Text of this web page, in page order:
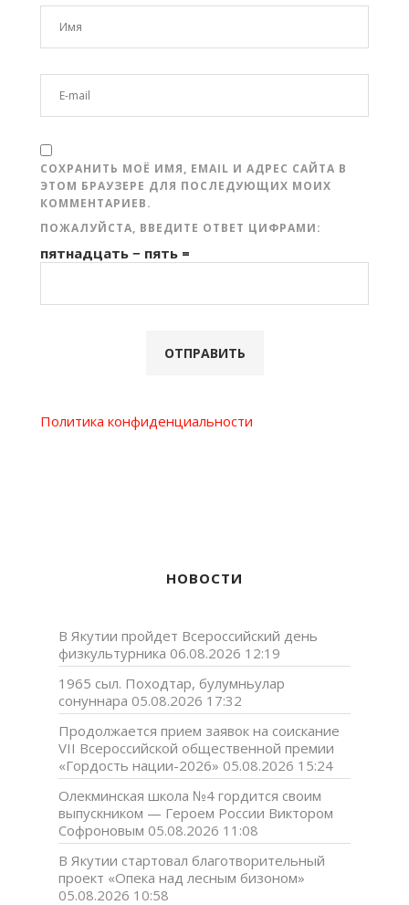
СОХРАНИТЬ МОЁ ИМЯ, EMAIL И АДРЕС САЙТА В
ЭТОМ БРАУЗЕРЕ ДЛЯ ПОСЛЕДУЮЩИХ МОИХ
КОММЕНТАРИЕВ.
ПОЖАЛУЙСТА, ВВЕДИТЕ ОТВЕТ ЦИФРАМИ:
пятнадцать − пять =
Политика конфиденциальности
НОВОСТИ
В Якутии пройдет Всероссийский день
физкультурника 06.08.2026 12:19
1965 сыл. Походтар, булумньулар
сонуннара 05.08.2026 17:32
Продолжается прием заявок на соискание
VII Всероссийской общественной премии
«Гордость нации-2026» 05.08.2026 15:24
Олекминская школа №4 гордится своим
выпускником — Героем России Виктором
Софроновым 05.08.2026 11:08
В Якутии стартовал благотворительный
проект «Опека над лесным бизоном»
05.08.2026 10:58